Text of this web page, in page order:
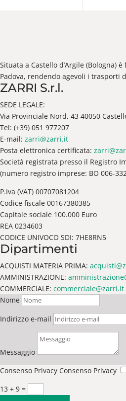
Situata a Castello d’Argile
Padova, rendendo agevoli i trasporti
ZARRI S.r.l.
SEDE LEGALE:
Via Provinciale Nord, 43 40050
Tel: (+39) 051 977207
E-mail: zarri@zarri.it
Posta elettronica certificata:
Società registrata presso il Registro
(numero registro imprese: BO 006-
P.Iva (VAT) 00707081204
Codice fiscale 00167380385
Capitale sociale 100.000 Euro
REA 0234603
CODICE UNIVOCO SDI: 7HE8RN5
Dipartimenti
ACQUISTI MATERIA PRIMA:
AMMINISTRAZIONE:
COMMERCIALE: commerciale@zarri.it
Nome
Indirizzo e-mail
Messaggio
Consenso Privacy Consenso Privacy
13 + 9 =